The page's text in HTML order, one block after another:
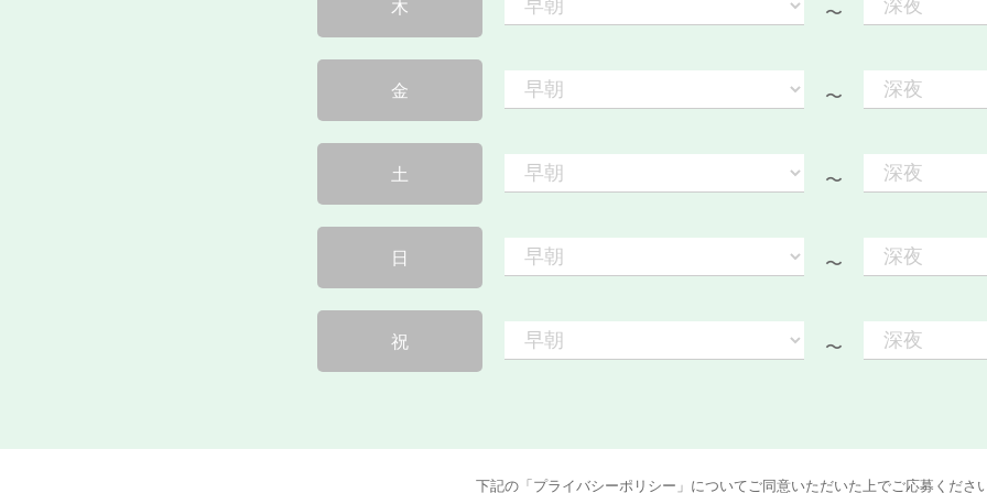
木 〜
金 〜
土 〜
日 〜
祝 〜
下記の「プライバシーポリシー」についてご同意いただいた上でご応募くださ